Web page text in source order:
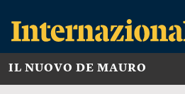
IL NUOVO DE MAURO